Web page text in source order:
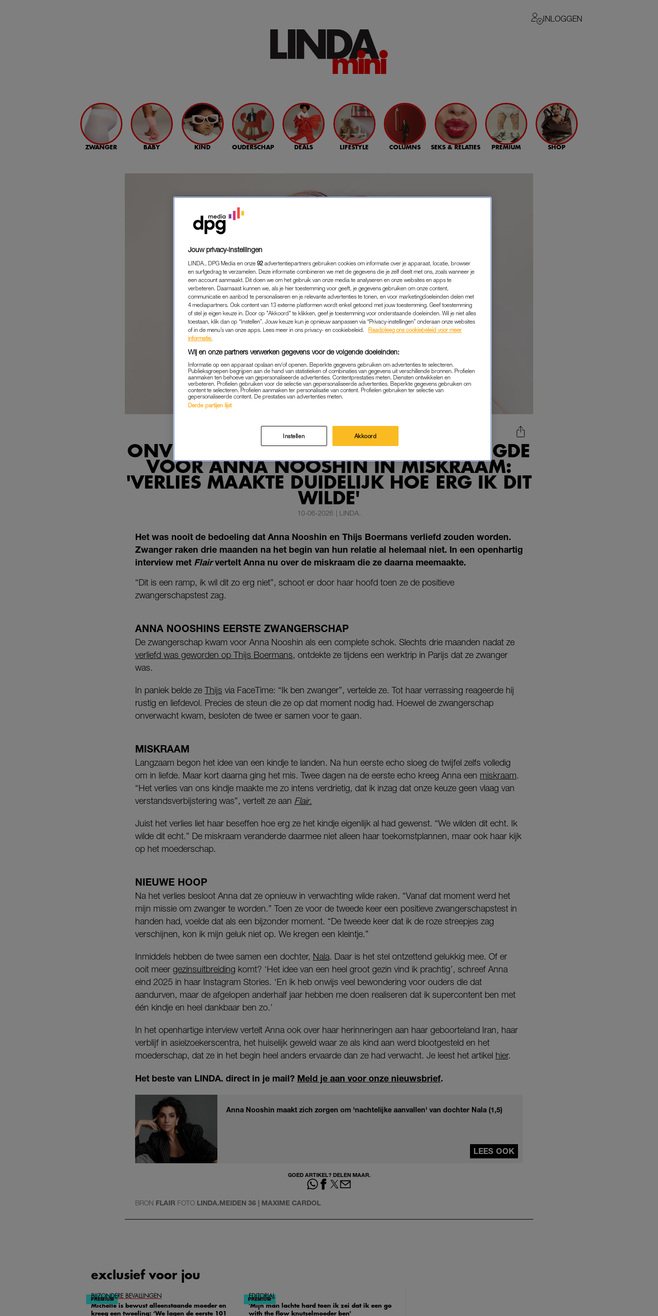
INLOGGEN
ZWANGER BABY KIND OUDERSCHAP DEALS LIFESTYLE COLUMNS SEKS & RELATIES PREMIUM SHOP
ONVERWACHTE ZWANGERSCHAP EINDIGDE
VOOR ANNA NOOSHIN IN MISKRAAM:
'VERLIES MAAKTE DUIDELIJK HOE ERG IK DIT
WILDE'
10-06-2026 | LINDA.
Het was nooit de bedoeling dat Anna Nooshin en Thijs Boermans verliefd zouden worden.
Zwanger raken drie maanden na het begin van hun relatie al helemaal niet. In een openhartig
interview met Flairvertelt Anna nu over de miskraam die ze daarna meemaakte.
“Dit is een ramp, ik wil dit zo erg niet”, schoot er door haar hoofd toen ze de positieve
zwangerschapstest zag.
ANNA NOOSHINS EERSTE ZWANGERSCHAP
De zwangerschap kwam voor Anna Nooshin als een complete schok. Slechts drie maanden nadat ze
verliefd was geworden op Thijs Boermans, ontdekte ze tijdens een werktrip in Parijs dat ze zwanger
was.
In paniek belde ze Thijs via FaceTime: “Ik ben zwanger”, vertelde ze. Tot haar verrassing reageerde hij
rustig en liefdevol. Precies de steun die ze op dat moment nodig had. Hoewel de zwangerschap
onverwacht kwam, besloten de twee er samen voor te gaan.
MISKRAAM
Langzaam begon het idee van een kindje te landen. Na hun eerste echo sloeg de twijfel zelfs volledig
om in liefde. Maar kort daarna ging het mis. Twee dagen na de eerste echo kreeg Anna een miskraam.
“Het verlies van ons kindje maakte me zo intens verdrietig, dat ik inzag dat onze keuze geen vlaag van
verstandsverbijstering was”, vertelt ze aan Flair.
Juist het verlies liet haar beseffen hoe erg ze het kindje eigenlijk al had gewenst. “We wilden dit echt. Ik
wilde dit echt.” De miskraam veranderde daarmee niet alleen haar toekomstplannen, maar ook haar kijk
op het moederschap.
NIEUWE HOOP
Na het verlies besloot Anna dat ze opnieuw in verwachting wilde raken. “Vanaf dat moment werd het
mijn missie om zwanger te worden.” Toen ze voor de tweede keer een positieve zwangerschapstest in
handen had, voelde dat als een bijzonder moment. “De tweede keer dat ik de roze streepjes zag
verschijnen, kon ik mijn geluk niet op. We kregen een kleintje.”
Inmiddels hebben de twee samen een dochter, Nala. Daar is het stel ontzettend gelukkig mee. Of er
ooit meer gezinsuitbreiding komt? ‘Het idee van een heel groot gezin vind ik prachtig’, schreef Anna
eind 2025 in haar Instagram Stories. ‘En ik heb onwijs veel bewondering voor ouders die dat
aandurven, maar de afgelopen anderhalf jaar hebben me doen realiseren dat ik supercontent ben met
één kindje en heel dankbaar ben zo.’
In het openhartige interview vertelt Anna ook over haar herinneringen aan haar geboorteland Iran, haar
verblijf in asielzoekerscentra, het huiselijk geweld waar ze als kind aan werd blootgesteld en het
moederschap, dat ze in het begin heel anders ervaarde dan ze had verwacht. Je leest het artikel hier.
Het beste van LINDA. direct in je mail? Meld je aan voor onze nieuwsbrief.
Anna Nooshin maakt zich zorgen om 'nachtelijke aanvallen' van dochter Nala (1,5)
LEES OOK
GOED ARTIKEL? DELEN MAAR.
BRON FLAIR FOTO LINDA.MEIDEN 36 | MAXIME CARDOL
exclusief voor jou
BIJZONDERE BEVALLINGEN
Michelle is bewust alleenstaande moeder en
kreeg een tweeling: ‘We lagen de eerste 101
EDITORIAL
'Mijn man lachte hard toen ik zei dat ik een go
with the flow knutselmoeder ben'
Jouw privacy-instellingen
LINDA., DPG Media en onze 92 advertentiepartners gebruiken cookies om informatie over je apparaat, locatie, browser
en surfgedrag te verzamelen. Deze informatie combineren we met de gegevens die je zelf deelt met ons, zoals wanneer je
een account aanmaakt. Dit doen we om het gebruik van onze media te analyseren en onze websites en apps te
verbeteren. Daarnaast kunnen we, als je hier toestemming voor geeft, je gegevens gebruiken om onze content,
communicatie en aanbod te personaliseren en je relevante advertenties te tonen, en voor marketingdoeleinden delen met
4 mediapartners. Ook content van 13 externe platformen wordt enkel getoond met jouw toestemming. Geef toestemming
of stel je eigen keuze in. Door op "Akkoord" te klikken, geef je toestemming voor onderstaande doeleinden. Wil je niet alles
toestaan, klik dan op “Instellen”. Jouw keuze kun je opnieuw aanpassen via “Privacy-instellingen” onderaan onze websites
of in de menu’s van onze apps. Lees meer in ons privacy- en cookiebeleid.
Raadpleeg ons cookiebeleid voor meer
informatie.
Wij en onze partners verwerken gegevens voor de volgende doeleinden:
Informatie op een apparaat opslaan en/of openen. Beperkte gegevens gebruiken om advertenties te selecteren.
Publieksgroepen begrijpen aan de hand van statistieken of combinaties van gegevens uit verschillende bronnen. Profielen
aanmaken ten behoeve van gepersonaliseerde advertenties. Contentprestaties meten. Diensten ontwikkelen en
verbeteren. Profielen gebruiken voor de selectie van gepersonaliseerde advertenties. Beperkte gegevens gebruiken om
content te selecteren. Profielen aanmaken ter personalisatie van content. Profielen gebruiken ter selectie van
gepersonaliseerde content. De prestaties van advertenties meten.
Derde partijen lijst
Instellen Akkoord